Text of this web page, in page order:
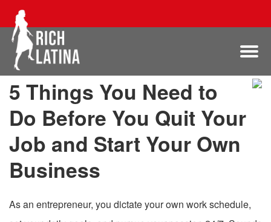
5 Things You Need to
Do Before You Quit Your
Job and Start Your Own
Business
As an entrepreneur, you dictate your own work schedule,